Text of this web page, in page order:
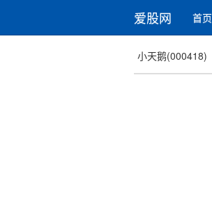
爱股网 首页
小天鹅(000418)